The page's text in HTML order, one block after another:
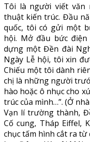
Tôi là người viết văn
thuật kiến trúc. Đầu
quốc, tôi có gửi một
hội. Mở đầu bức
dựng một Đền đài
Ngày Lễ hội, tôi xin
Chiếu một tôi dành
chị là những người
hào hoặc ô nhục cho
trúc của mình…”. (Ở
Vạn lí trường thành,
Cố cung, Tháp Eiffel,
chục tấm hình cắt ra